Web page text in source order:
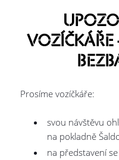
Prosíme vozíčkáře:
svou návštěvu
na pokladně
na představení